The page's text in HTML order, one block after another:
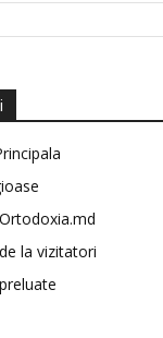
la vizitatori